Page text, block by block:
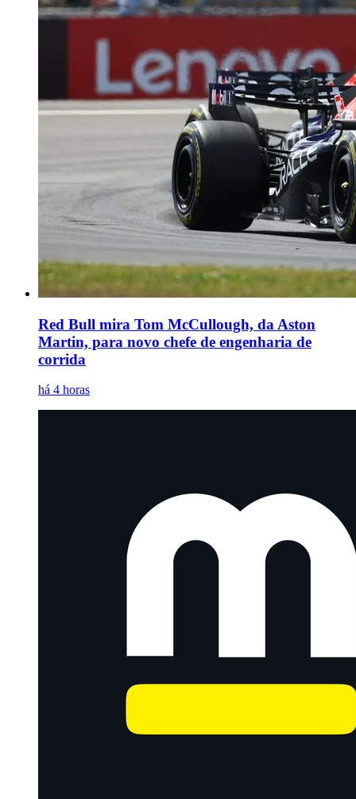
Red Bull mira Tom McCullough, da Aston
Martin, para novo chefe de engenharia de
corrida
há 4 horas